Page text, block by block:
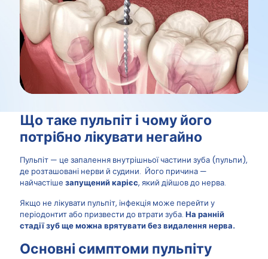
Що таке пульпіт і чому його
потрібно лікувати негайно
Пульпіт — це запалення внутрішньої частини зуба (пульпи),
де розташовані нерви й судини. Його причина —
найчастіше запущений карієс, який дійшов до нерва.
Якщо не лікувати пульпіт, інфекція може перейти у
періодонтит або призвести до втрати зуба. На ранній
стадії зуб ще можна врятувати без видалення нерва.
Основні симптоми пульпіту